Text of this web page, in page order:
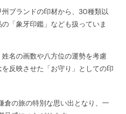
州ブランドの印材から、30種類以
「象牙印鑑」なども扱っていま
姓名の画数や八方位の運勢を考慮
反映させた「お守り」としての印
倉の旅の特別な思い出となり、一